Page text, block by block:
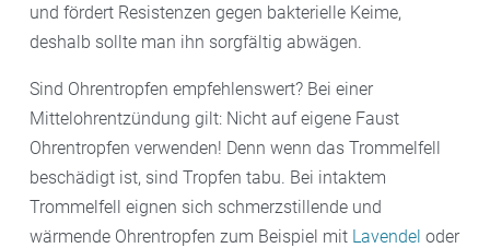
und fördert Resistenzen gegen bakterielle Keime,
deshalb sollte man ihn sorgfältig abwägen.
Sind Ohrentropfen empfehlenswert? Bei einer
Mittelohrentzündung gilt: Nicht auf eigene Faust
Ohrentropfen verwenden! Denn wenn das Trommelfell
beschädigt ist, sind Tropfen tabu. Bei intaktem
Trommelfell eignen sich schmerzstillende und
wärmende Ohrentropfen zum Beispiel mit Lavendel oder